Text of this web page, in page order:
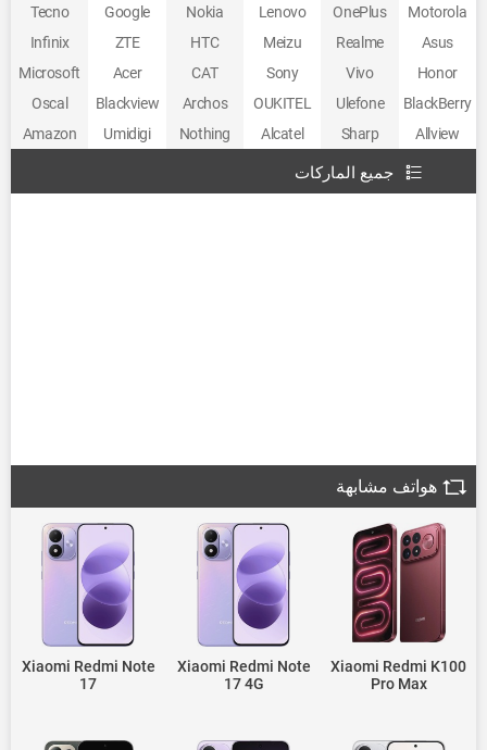
Motorola
OnePlus
Lenovo
Nokia
Google
Tecno
Asus
Realme
Meizu
HTC
ZTE
Infinix
Honor
Vivo
Sony
CAT
Acer
Microsoft
BlackBerry
Ulefone
OUKITEL
Archos
Blackview
Oscal
Allview
Sharp
Alcatel
Nothing
Umidigi
Amazon
جميع الماركات
هواتف مشابهة
Xiaomi Redmi K100
Pro Max
Xiaomi Redmi Note
17 4G
Xiaomi Redmi Note
17